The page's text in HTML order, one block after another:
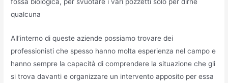
qualcuna
All’interno di queste aziende possiamo trovare dei
professionisti che spesso hanno molta esperienza nel campo e
hanno sempre la capacità di comprendere la situazione che gli
si trova davanti e organizzare un intervento apposito per essa